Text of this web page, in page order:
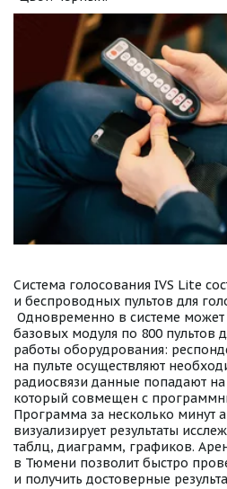
Система голосования IVS Lite
и беспроводных пультов для
Одновременно в системе
базовых модуля по 800 пультов
работы оборудрования:
на пульте осуществляют
радиосвязи данные попадают
который совмещен с
Программа за несколько минут
визуализирует результаты
таблц, диаграмм, графиков.
в Тюмени позволит быстро
и получить достоверные